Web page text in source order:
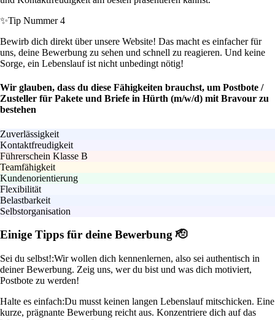
✨Tip Nummer 4
Bewirb dich direkt über unsere Website! Das macht es einfacher für
uns, deine Bewerbung zu sehen und schnell zu reagieren. Und keine
Sorge, ein Lebenslauf ist nicht unbedingt nötig!
Wir glauben, dass du diese Fähigkeiten brauchst, um Postbote /
Zusteller für Pakete und Briefe in Hürth (m/w/d) mit Bravour zu
bestehen
Zuverlässigkeit
Kontaktfreudigkeit
Führerschein Klasse B
Teamfähigkeit
Kundenorientierung
Flexibilität
Belastbarkeit
Selbstorganisation
Einige Tipps für deine Bewerbung 🫡
Sei du selbst!:Wir wollen dich kennenlernen, also sei authentisch in
deiner Bewerbung. Zeig uns, wer du bist und was dich motiviert,
Postbote zu werden!
Halte es einfach:Du musst keinen langen Lebenslauf mitschicken. Eine
kurze, prägnante Bewerbung reicht aus. Konzentriere dich auf das